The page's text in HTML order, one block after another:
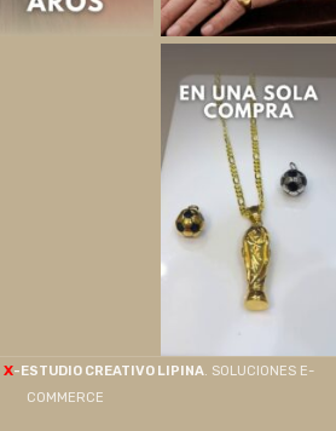
X-ESTUDIO CREATIVO LIPINA. SOLUCIONES E-
COMMERCE